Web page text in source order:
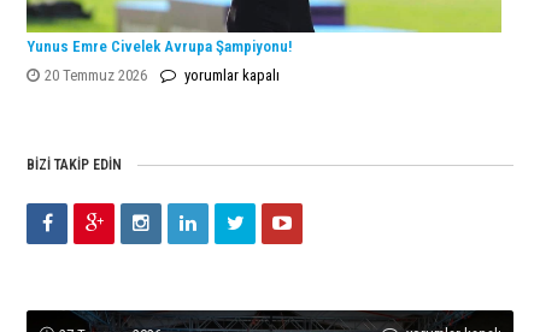
Yunus Emre Civelek Avrupa Şampiyonu!
20 Temmuz 2026
Yunus
için
yorumlar kapalı
BIZI TAKIP EDIN